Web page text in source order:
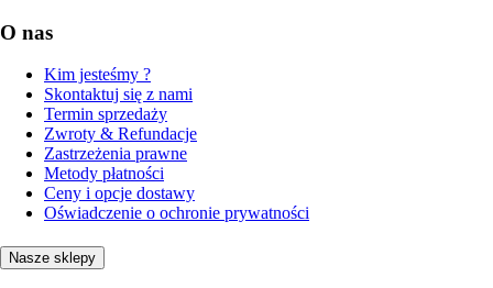
O nas
Kim jesteśmy ?
Skontaktuj się z nami
Termin sprzedaży
Zwroty & Refundacje
Zastrzeżenia prawne
Metody płatności
Ceny i opcje dostawy
Oświadczenie o ochronie prywatności
Nasze sklepy